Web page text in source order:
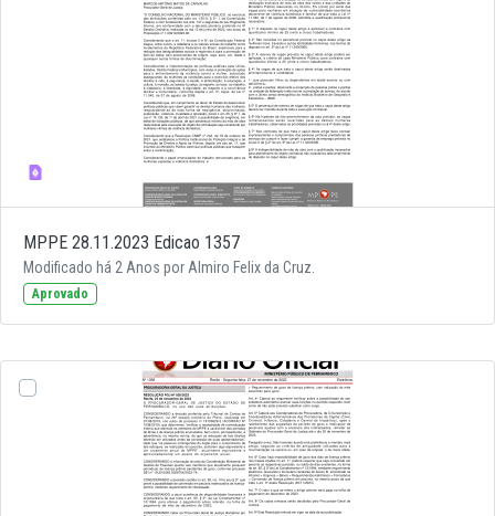
MPPE 28.11.2023 Edicao 1357
Modificado há 2 Anos por Almiro Felix da Cruz.
Aprovado